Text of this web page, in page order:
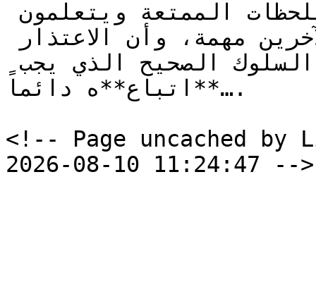
**اتباع**ه دائماً….
<!-- Page uncached by
2026-08-10 11:24:47 -->